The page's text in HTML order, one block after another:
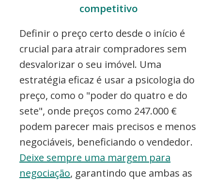
competitivo
Definir o preço certo desde o início é
crucial para atrair compradores sem
desvalorizar o seu imóvel. Uma
estratégia eficaz é usar a psicologia do
preço, como o "poder do quatro e do
sete", onde preços como 247.000 €
podem parecer mais precisos e menos
negociáveis, beneficiando o vendedor.
Deixe sempre uma margem para
negociação, garantindo que ambas as